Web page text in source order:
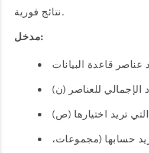
نتائج فورية.
مدخل:
عناصر قاعدة البيانات
الإجمالي للعناصر (ن)
تريد اختيارها (ص)
حسابها (مجموعات،